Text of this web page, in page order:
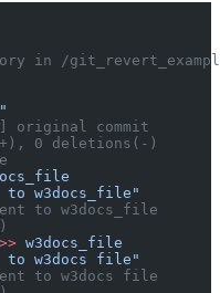
in /
original commit
0 deletions(-)
to w3docs_file"
to w3docs_file
w3docs_file
to w3docs file"
to w3docs file